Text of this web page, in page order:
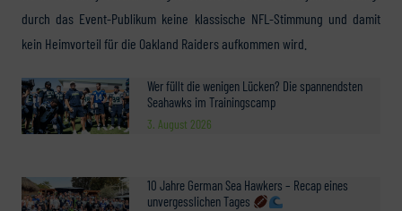
Wer füllt die wenigen Lücken? Die spannendsten
Seahawks im Trainingscamp
3. August 2026
10 Jahre German Sea Hawkers – Recap eines
unvergesslichen Tages
durch das Event-Publikum keine klassische NFL-Stimmung und damit
kein Heimvorteil für die Oakland Raiders aufkommen wird.